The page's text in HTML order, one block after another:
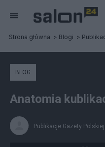
Strona główna Blogi
BLOG
Anatomia
Publikacje Gazety Polskiej